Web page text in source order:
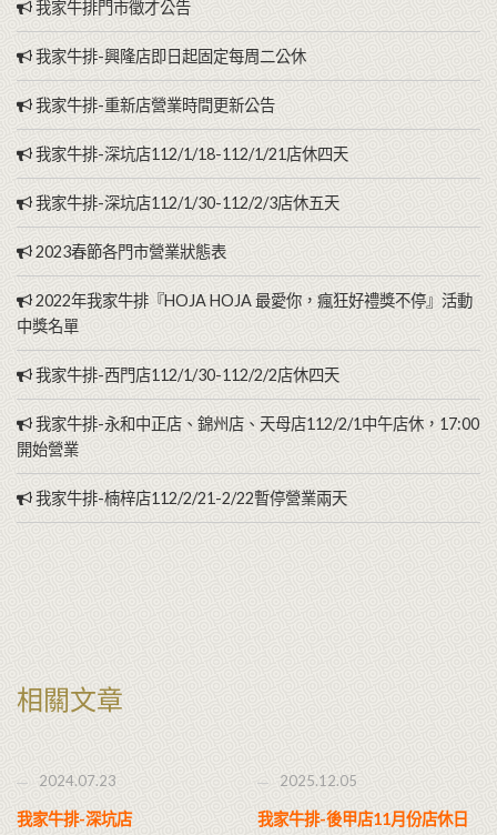
我家牛排門市徵才公告
我家牛排-興隆店即日起固定每周二公休
我家牛排-重新店營業時間更新公告
我家牛排-深坑店112/1/18-112/1/21店休四天
我家牛排-深坑店112/1/30-112/2/3店休五天
2023春節各門市營業狀態表
2022年我家牛排『HOJA HOJA 最愛你，瘋狂好禮獎不停』活動
中獎名單
我家牛排-西門店112/1/30-112/2/2店休四天
我家牛排-永和中正店、錦州店、天母店112/2/1中午店休，17:00
開始營業
我家牛排-楠梓店112/2/21-2/22暫停營業兩天
相關文章
2024.07.23
我家牛排-深坑店
2025.12.05
我家牛排-後甲店11月份店休日